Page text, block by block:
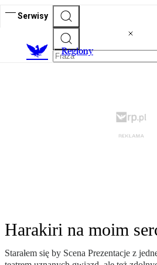
Serwisy
Regiony
Harakiri na moim
Starałem się by Scena Prezentacje z